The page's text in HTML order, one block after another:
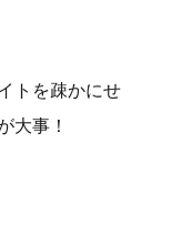
トを疎かにせ
大事！